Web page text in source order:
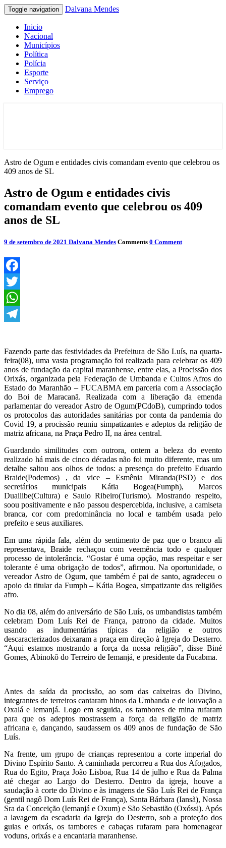
Toggle navigation Dalvana Mendes
Inicio
Nacional
Municípios
Política
Polícia
Esporte
Serviço
Emprego
Astro de Ogum e entidades civis comandam evento que celebrou os
409 anos de SL
Astro de Ogum e entidades civis
comandam evento que celebrou os 409
anos de SL
9 de setembro de 2021 Dalvana Mendes Comments 0 Comment
Facebook
Twitter
WhatsApp
Fazendo parte das festividades da Prefeitura de São Luís, na quarta-
feira(08), uma vasta programação foi realizada para celebrar os 409
anos de fundação da capital maranhense, entre elas, a Procissão dos
Orixás, organizada pela Federação de Umbanda e Cultos Afros do
Estado do Maranhão – FUCABMA em parceria com a Associação
do Boi de Maracanã. Realizada com a liberação da emenda
parlamentar do vereador Astro de Ogum(PCdoB), cumprindo todos
os protocolos das autoridades sanitárias por conta da pandemia do
Covid 19, a procissão reuniu simpatizantes e adeptos da religião de
matriz africana, na Praça Pedro II, na área central.
Guardando similitudes com outrora, ontem a beleza do evento
realizado há mais de cinco décadas não foi muito diferente, mas um
detalhe saltou aos olhos de todos: a presença do prefeito Eduardo
Braide(Podemos) , da vice – Esmênia Miranda(PSD) e dos
secretários municipais Kátia Bogea(Fumph), Marcos
Duailibe(Cultura) e Saulo Ribeiro(Turismo). Mostrando respeito,
soou positivamente e não passou despercebida, inclusive, a camiseta
branca, cor com predominância no local e também usada pelo
prefeito e seus auxiliares.
Em uma rápida fala, além do sentimento de paz que o branco ali
representava, Braide rechaçou com veemência todo e qualquer
processo de intolerância. “Gostar é uma opção, mas respeitar e ser
tolerante é uma obrigação de todos”, afirmou. Na oportunidade, o
vereador Astro de Ogum, que também é pai de santo, agradeceu o
apoio da titular da Fumph – Kátia Bogea, simpatizante das religiões
afro.
No dia 08, além do aniversário de São Luís, os umbandistas também
celebram Dom Luís Rei de França, patrono da cidade. Muitos
usando as indumentárias típicas da religião e outros
descaracterizados deixaram a praça em direção à Igreja do Desterro.
“Aqui estamos mostrando a força da nossa religião”, disse Biné
Gomes, Abinokô do Terreiro de Iemanjá, e presidente da Fucabma.
Antes da saída da procissão, ao som das caixeiras do Divino,
integrantes de terreiros cantaram hinos da Umbanda e de louvação a
Oxalá e Iemanjá. Logo em seguida, os tambores de mina rufaram
para que os adeptos mostrassem a força da religião de matriz
africana e, dançando, saudassem os 409 anos de fundação de São
Luís.
Na frente, um grupo de crianças representou a corte imperial do
Divino Espírito Santo. A caminhada percorreu a Rua dos Afogados,
Rua do Egito, Praça João Lisboa, Rua 14 de julho e Rua da Palma
até chegar ao Largo do Desterro. Dentro da igreja, houve a
saudação à corte do Divino e às imagens de São Luís Rei de França
(gentil nagô Dom Luís Rei de França), Santa Bárbara (Iansã), Nossa
Sra da Conceição (Iemanjá e Oxum) e São Sebastião (Oxóssi). Após
a lavagem da escadaria da Igreja do Desterro, sob a proteção dos
guias e orixás, os tambores e cabaças rufaram para homenagear
voduns, orixás e a encantaria maranhense.